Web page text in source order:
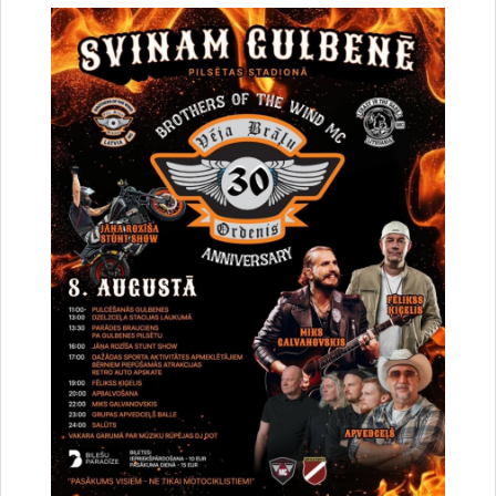
E-pakalpojums
Citi
Drukāt lapu
Dalīties